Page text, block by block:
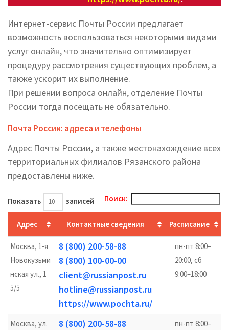
Интернет-сервис Почты России предлагает
возможность воспользоваться некоторыми видами
услуг онлайн, что значительно оптимизирует
процедуру рассмотрения существующих проблем, а
также ускорит их выполнение.
При решении вопроса онлайн, отделение Почты
России тогда посещать не обязательно.
Почта России: адреса и телефоны
Адрес Почты России, а также местонахождение всех
территориальных филиалов Рязанского района
предоставлены ниже.
Показать записей Поиск:
Адрес Контактные сведения Расписание
Москва, 1-я
Новокузьми
нская ул., 1
5/5
8 (800) 200-58-88
8 (800) 100-00-00
client@russianpost.ru
hotline@russianpost.ru
https://www.pochta.ru/
пн-пт 8:00–
20:00, сб
9:00–18:00
Москва, ул.
8 (800) 200-58-88
пн-пт 8:00–